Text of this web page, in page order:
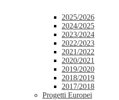
2025/2026
2024/2025
2023/2024
2022/2023
2021/2022
2020/2021
2019/2020
2018/2019
2017/2018
Progetti Europei